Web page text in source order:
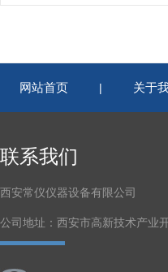
网站首页 | 关于
联系我们
西安常仪仪器设备有限公司
公司地址：西安市高新技术产业